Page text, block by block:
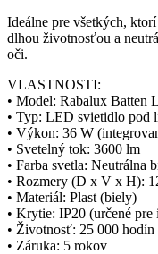
Ideálne pre všetkých,
dlhou životnosťou a
oči.
VLASTNOSTI:
• Model: Rabalux Batten
• Typ: LED svietidlo pod
• Výkon: 36 W
• Svetelný tok: 3600 lm
• Farba svetla: Neutrálna
• Rozmery (D x V x H):
• Materiál: Plast (biely)
• Krytie: IP20 (určené pre
• Životnosť: 25 000 hodín
• Záruka: 5 rokov